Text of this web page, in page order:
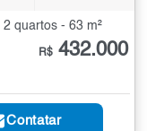
quartos - 63 m²
R$ 432.000
Contatar